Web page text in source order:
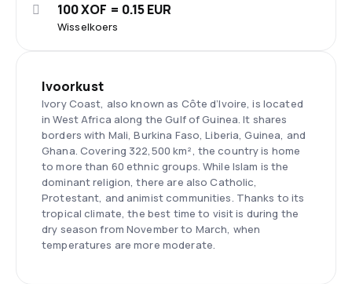
Wisselkoers
100 XOF = 0.15 EUR
Ivoorkust
Ivory Coast, also known as Côte d’Ivoire, is located
in West Africa along the Gulf of Guinea. It shares
borders with Mali, Burkina Faso, Liberia, Guinea, and
Ghana. Covering 322,500 km², the country is home
to more than 60 ethnic groups. While Islam is the
dominant religion, there are also Catholic,
Protestant, and animist communities. Thanks to its
tropical climate, the best time to visit is during the
dry season from November to March, when
temperatures are more moderate.